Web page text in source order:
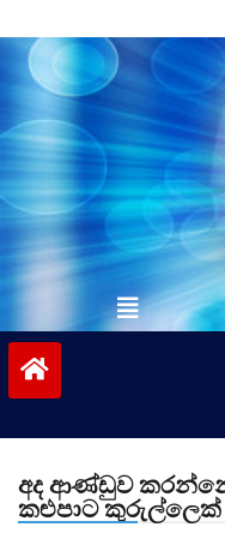
to
content
අද ආණ්ඩුව
කළුපාට කුරුල්ලෙක්